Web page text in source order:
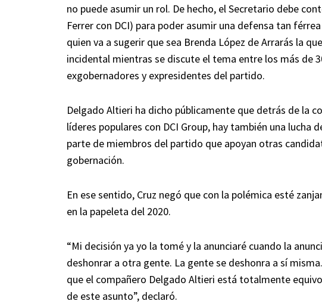
no puede asumir un rol. De hecho, el Secretario debe
Ferrer con DCI) para poder asumir una defensa tan
quien va a sugerir que sea Brenda López de Arrarás la
incidental mientras se discute el tema entre los más de
exgobernadores y expresidentes del partido.
Delgado Altieri ha dicho públicamente que detrás de la
líderes populares con DCI Group, hay también una
parte de miembros del partido que apoyan otras
gobernación.
En ese sentido, Cruz negó que con la polémica esté
en la papeleta del 2020.
“Mi decisión ya yo la tomé y la anunciaré cuando la
deshonrar a otra gente. La gente se deshonra a sí
que el compañero Delgado Altieri está totalmente
de este asunto”, declaró.